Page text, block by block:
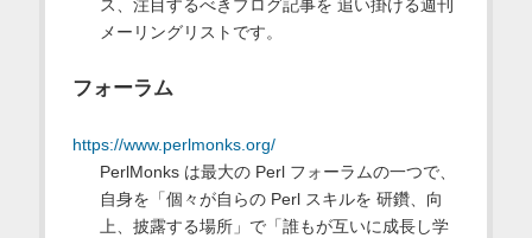
ス、注目するべきブログ記事を 追い掛ける週刊
メーリングリストです。
フォーラム
https://www.perlmonks.org/
PerlMonks は最大の Perl フォーラムの一つで、
自身を「個々が自らの Perl スキルを 研鑽、向
上、披露する場所」で「誰もが互いに成長し学